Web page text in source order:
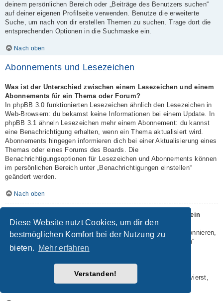
Diese Website nutzt Cookies, um dir den
bestmöglichen Komfort bei der Nutzung zu
bieten.
Mehr erfahren
Verstanden!
deinem persönlichen Bereich oder „Beiträge des Benutzers suchen“
auf deiner eigenen Profilseite verwenden. Benutze die erweiterte
Suche, um nach von dir erstellen Themen zu suchen. Trage dort die
entsprechenden Optionen in die Suchmaske ein.
Nach oben
Abonnements und Lesezeichen
Was ist der Unterschied zwischen einem Lesezeichen und einem
Abonnements für ein Thema oder Forum?
In phpBB 3.0 funktionierten Lesezeichen ähnlich den Lesezeichen in
Web-Browsern: du bekamst keine Informationen bei einem Update. In
phpBB 3.1 ähneln Lesezeichen mehr einem Abonnement: du kannst
eine Benachrichtigung erhalten, wenn ein Thema aktualisiert wird.
Abonnements hingegen informieren dich bei einer Aktualisierung eines
Themas oder eines Forums des Boards. Die
Benachrichtigungsoptionen für Lesezeichen und Abonnements können
im persönlichen Bereich unter „Benachrichtigungen einstellen“
geändert werden.
Nach oben
Wie kann ich ein Lesezeichen auf ein Thema setzen oder ein
Thema abonnieren?
Du kannst ein Lesezeichen auf ein Thema setzen oder es abonnieren,
in dem du die entsprechende Option in den „Themen-Optionen“
auswählst, die sich normalerweise ober- und unterhalb des
benachrichtigen, sobald eine Antwort geschrieben wurde“ aktivierst,